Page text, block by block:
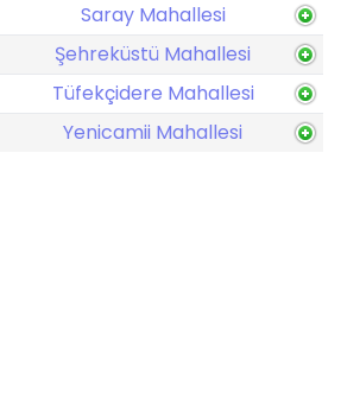
Saray Mahallesi
Şehreküstü Mahallesi
Tüfekçidere Mahallesi
Yenicamii Mahallesi